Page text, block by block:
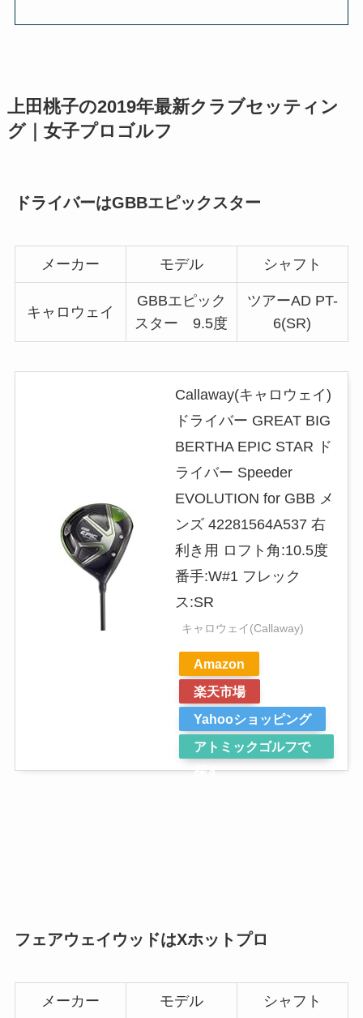
上田桃子の2019年最新クラブセッティン
グ｜女子プロゴルフ
ドライバーはGBBエピックスター
メーカー モデル シャフト
キャロウェイ
GBBエピック
スター 9.5度
ツアーAD PT-
6(SR)
Callaway(キャロウェイ)
ドライバー GREAT BIG
BERTHA EPIC STAR ド
ライバー Speeder
EVOLUTION for GBB メ
ンズ 42281564A537 右
利き用 ロフト角:10.5度
番手:W#1 フレック
ス:SR
キャロウェイ(Callaway)
Amazon
楽天市場
Yahooショッピング
アトミックゴルフで
探す
フェアウェイウッドはXホットプロ
メーカー モデル シャフト